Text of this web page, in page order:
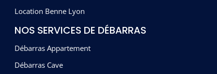
Location Benne Lyon
NOS SERVICES DE DÉBARRAS
Débarras Appartement
Débarras Cave